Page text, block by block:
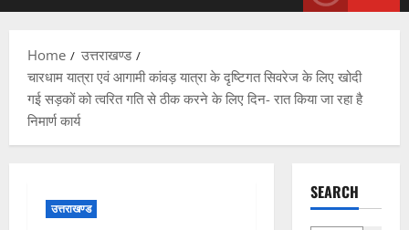
Home
उत्तराखण्ड
चारधाम यात्रा एवं आगामी कांवड़ यात्रा के दृष्टिगत सिवरेज के लिए खोदी
गई सड़कों को त्वरित गति से ठीक करने के लिए दिन- रात किया जा रहा है
निमार्ण कार्य
उत्तराखण्ड
SEARCH